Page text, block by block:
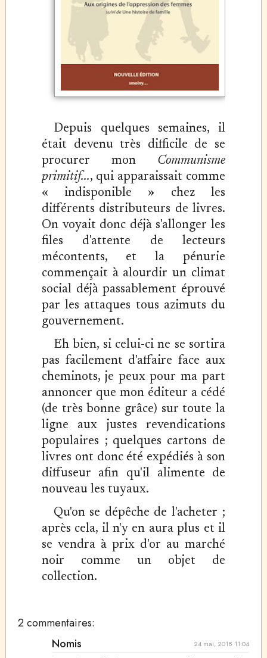
Depuis quelques semaines, il
était devenu très difficile de se
procurer mon Communisme
primitif..., qui apparaissait comme
« indisponible » chez les
différents distributeurs de livres.
On voyait donc déjà s'allonger les
files d'attente de lecteurs
mécontents, et la pénurie
commençait à alourdir un climat
social déjà passablement éprouvé
par les attaques tous azimuts du
gouvernement.
Eh bien, si celui-ci ne se sortira
pas facilement d'affaire face aux
cheminots, je peux pour ma part
annoncer que mon éditeur a cédé
(de très bonne grâce) sur toute la
ligne aux justes revendications
populaires ; quelques cartons de
livres ont donc été expédiés à son
diffuseur afin qu'il alimente de
nouveau les tuyaux.
Qu'on se dépêche de l'acheter ;
après cela, il n'y en aura plus et il
se vendra à prix d'or au marché
noir comme un objet de
collection.
2 commentaires:
Nomis
24 mai, 2018 11:04